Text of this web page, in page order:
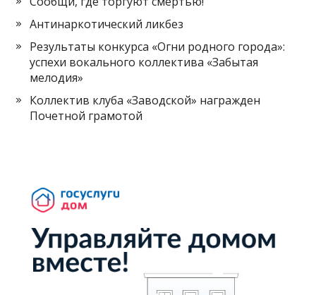
Антинаркотический ликбез
Результаты конкурса «Огни родного города»:
успехи вокального коллектива «Забытая
мелодия»
Коллектив клуба «Заводской» награжден
Почетной грамотой